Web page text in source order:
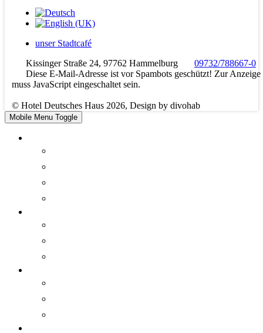
unser Stadtcafé
Kissinger Straße 24, 97762 Hammelburg
09732/788667-0
Diese E-Mail-Adresse ist vor Spambots geschützt! Zur Anzeige
muss JavaScript eingeschaltet sein.
© Hotel Deutsches Haus 2026, Design by divohab
Mobile Menu Toggle